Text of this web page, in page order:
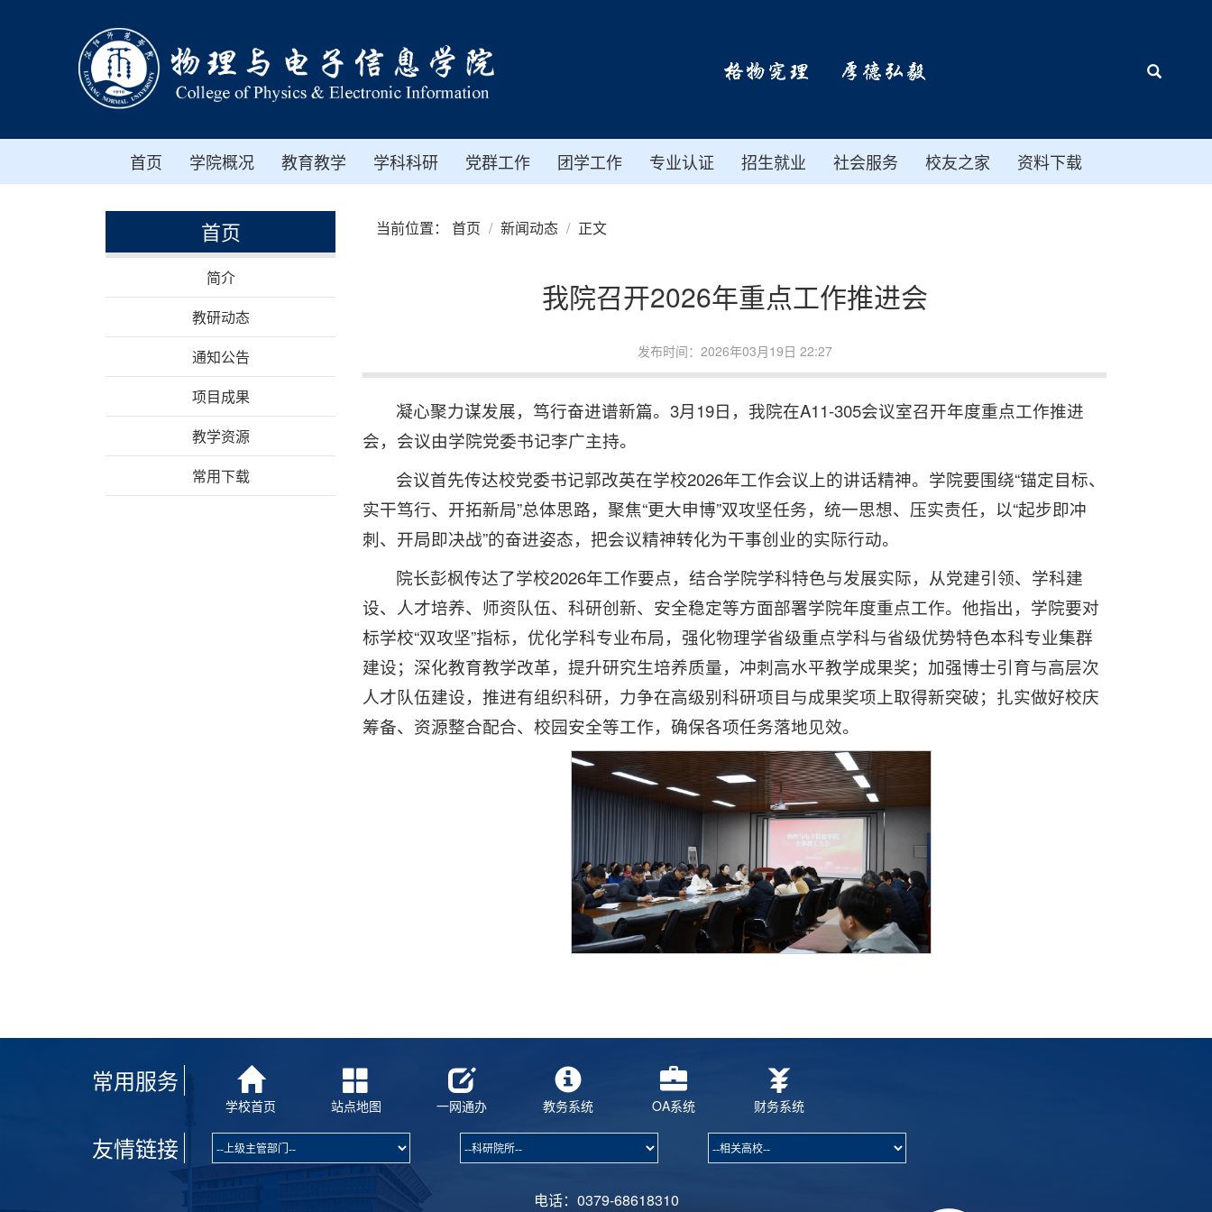
首页 学院概况 教育教学 学科科研 党群工作 团学工作 专业认证 招生就业 社会服务 校友之家 资料下载
首页
简介
教研动态
通知公告
项目成果
教学资源
常用下载
当前位置： 首页 新闻动态 正文
我院召开2026年重点工作推进会
发布时间：2026年03月19日 22:27
凝心聚力谋发展，笃行奋进谱新篇。3月19日，我院在A11-305会议室召开年度重点工作推进
会，会议由学院党委书记李广主持。
会议首先传达校党委书记郭改英在学校2026年工作会议上的讲话精神。学院要围绕“锚定目标、
实干笃行、开拓新局”总体思路，聚焦“更大申博”双攻坚任务，统一思想、压实责任，以“起步即冲
刺、开局即决战”的奋进姿态，把会议精神转化为干事创业的实际行动。
院长彭枫传达了学校2026年工作要点，结合学院学科特色与发展实际，从党建引领、学科建
设、人才培养、师资队伍、科研创新、安全稳定等方面部署学院年度重点工作。他指出，学院要对
标学校“双攻坚”指标，优化学科专业布局，强化物理学省级重点学科与省级优势特色本科专业集群
建设；深化教育教学改革，提升研究生培养质量，冲刺高水平教学成果奖；加强博士引育与高层次
人才队伍建设，推进有组织科研，力争在高级别科研项目与成果奖项上取得新突破；扎实做好校庆
筹备、资源整合配合、校园安全等工作，确保各项任务落地见效。
常用服务
学校首页 站点地图 一网通办 教务系统 OA系统 财务系统
友情链接
电话：0379-68618310